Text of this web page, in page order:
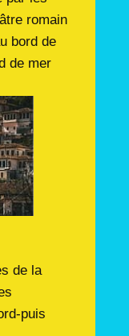
romain
bord de
de mer
de la
puis